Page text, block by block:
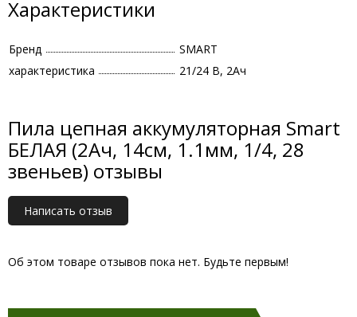
Характеристики
Бренд
SMART
характеристика
21/24 В, 2Ач
Пила цепная аккумуляторная Smart
БЕЛАЯ (2Ач, 14cм, 1.1мм, 1/4, 28
звеньев) отзывы
Написать отзыв
Об этом товаре отзывов пока нет. Будьте первым!